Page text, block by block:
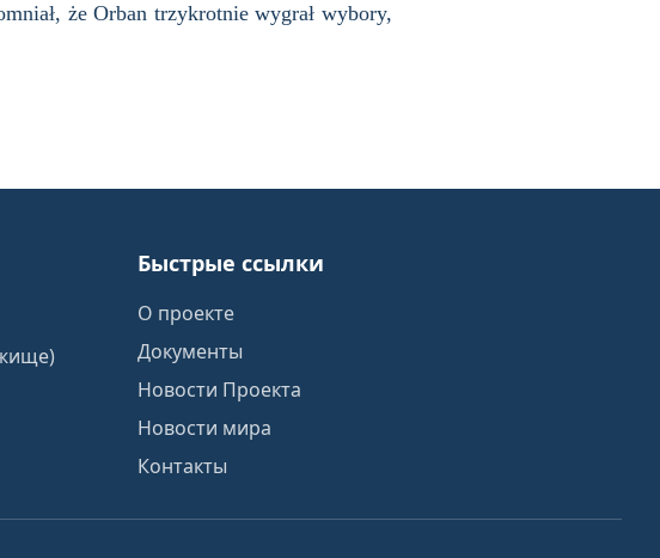
że Orban trzykrotnie wygrał wybory,
Быстрые ссылки
О проекте
Документы
Новости Проекта
Новости мира
Контакты